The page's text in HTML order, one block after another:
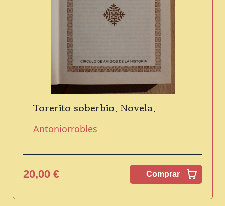
Torerito soberbio. Novela.
Antoniorrobles
20,00 € Comprar